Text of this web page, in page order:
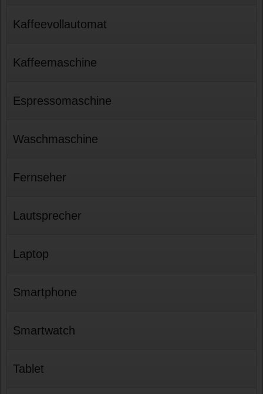
Kaffeevollautomat
Kaffeemaschine
Espressomaschine
Waschmaschine
Fernseher
Lautsprecher
Laptop
Smartphone
Smartwatch
Tablet